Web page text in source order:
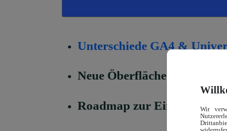
Wir
Unterschiede GA4 &
Neue Öberfläche & Berichte
Roadmap zur Einführung